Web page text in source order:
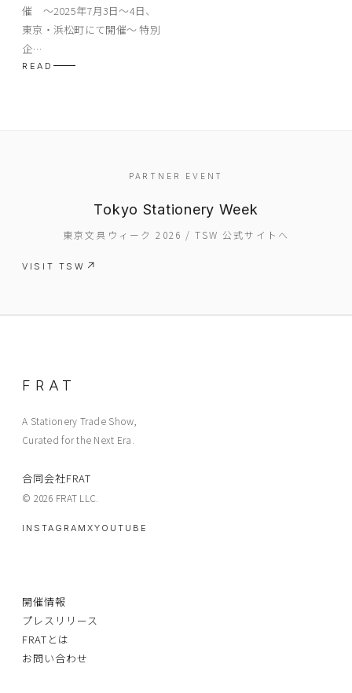
催 ～2025年7月3日～4日、
東京・浜松町にて開催～ 特別
企…
READ
PARTNER EVENT
Tokyo Stationery Week
東京文具ウィーク 2026 / TSW 公式サイトへ
VISIT TSW
FRAT
A Stationery Trade Show,
Curated for the Next Era.
合同会社FRAT
© 2026 FRAT LLC.
INSTAGRAM XYOUTUBE
開催情報
プレスリリース
FRATとは
お問い合わせ